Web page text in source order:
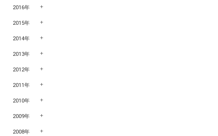
2016年
2015年
2014年
2013年
2012年
2011年
2010年
2009年
2008年